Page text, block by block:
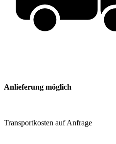
Anlieferung möglich
Transportkosten auf Anfrage